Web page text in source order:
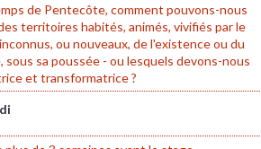
de Pentecôte, comment pouvons-nous
territoires habités, animés, vivifiés par le
ou nouveaux, de l'existence ou du
sa poussée - ou lesquels devons-nous
et transformatrice ?